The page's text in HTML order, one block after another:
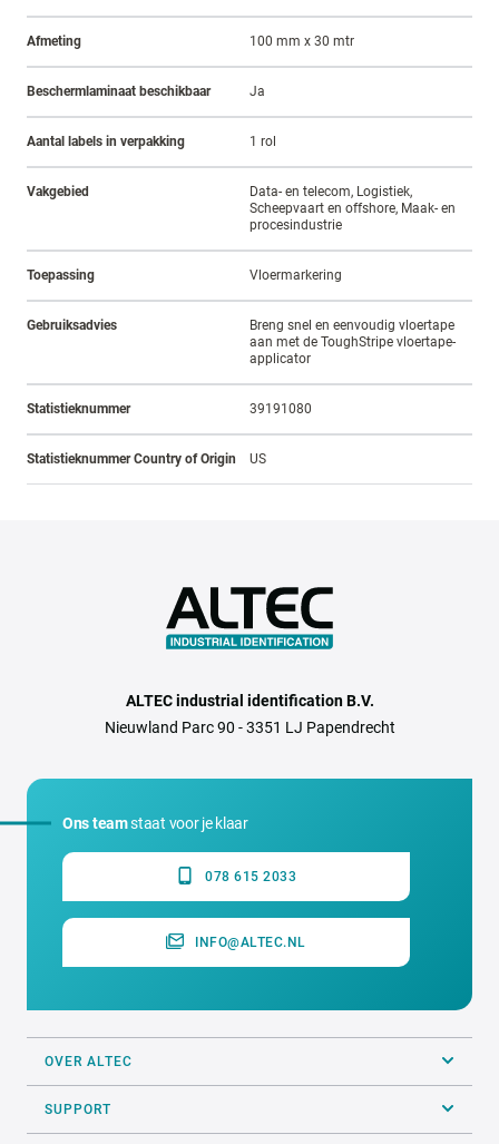
Afmeting 100 mm x 30 mtr
Beschermlaminaat beschikbaar Ja
Aantal labels in verpakking 1 rol
Vakgebied
Data- en telecom, Logistiek,
Scheepvaart en offshore, Maak- en
procesindustrie
Toepassing Vloermarkering
Gebruiksadvies
Breng snel en eenvoudig vloertape
aan met de ToughStripe vloertape-
applicator
Statistieknummer 39191080
Statistieknummer Country of Origin US
ALTEC industrial identification B.V.
Nieuwland Parc 90 - 3351 LJ Papendrecht
Ons teamstaat voor je klaar
078 615 2033
INFO@ALTEC.NL
OVER ALTEC
SUPPORT